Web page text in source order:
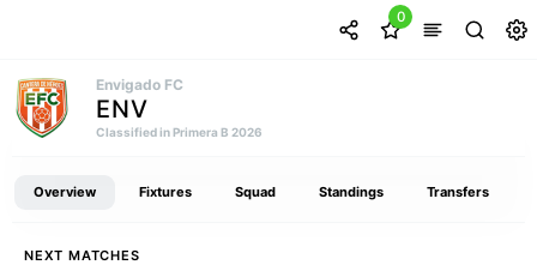
0
Envigado FC
ENV
Classified in Primera B 2026
Overview Fixtures Squad Standings Transfers
NEXT MATCHES